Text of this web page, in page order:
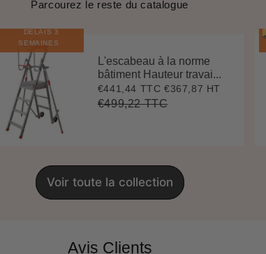
Parcourez le reste du catalogue
DÉLAIS 3
SEMAINES
L'escabeau à la norme
bâtiment Hauteur travai...
Prix
réduit
€441,44 TTC €441,44
€367,87 HT
Prix
€499,22 TTC€499,22
Voir toute la collection
Avis Clients